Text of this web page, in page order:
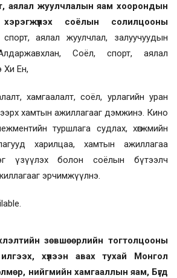
аялал жуулчлалын яам хоорондын
соёлын солилцооны
аялал жуулчлал, залуучуудын
Соёл, спорт, аялал
Хи Ен,
хамгаалалт, соёл, урлагийн уран
хамтын ажиллагааг дэмжинэ. Кино
туршлага судлах, хөгжмийн
харилцаа, хамтын ажиллагаа
үзүүлэх болон соёлын бүтээлч
эрчимжүүлнэ.
зөвшөөрлийн тогтолцооны
хүлээн авах тухай Монгол
нийгмийн хамгааллын яам, Бүгд